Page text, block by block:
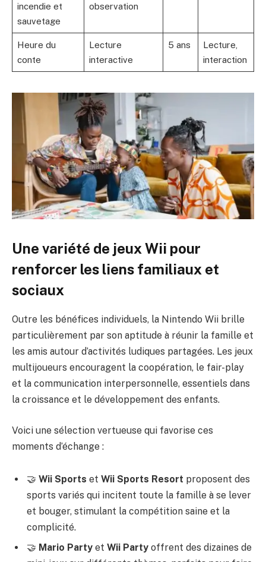
incendie et
sauvetage
observation
Heure du
conte
Lecture
interactive
5 ans
Lecture,
interaction
Une variété de jeux Wii pour
renforcer les liens familiaux et
sociaux
Outre les bénéfices individuels, la Nintendo Wii brille
particulièrement par son aptitude à réunir la famille et
les amis autour d’activités ludiques partagées. Les jeux
multijoueurs encouragent la coopération, le fair-play
et la communication interpersonnelle, essentiels dans
la croissance et le développement des enfants.
Voici une sélection vertueuse qui favorise ces
moments d’échange :
🤝 Wii Sports et Wii Sports Resort proposent des
sports variés qui incitent toute la famille à se lever
et bouger, stimulant la compétition saine et la
complicité.
🤝 Mario Party et Wii Party offrent des dizaines de